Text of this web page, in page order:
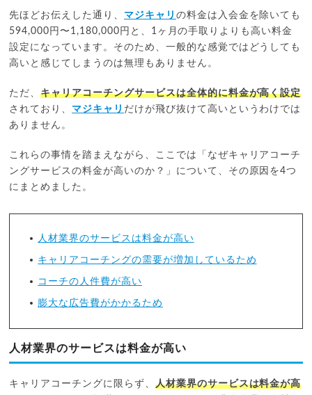
先ほどお伝えした通り、 マジキャリ の料金は入会金を除いても
594,000円〜1,180,000円と、1ヶ月の手取りよりも高い料金
設定になっています。そのため、一般的な感覚ではどうしても
高いと感じてしまうのは無理もありません。
ただ、キャリアコーチングサービスは全体的に料金が高く設定
されており、 マジキャリ だけが飛び抜けて高いというわけでは
ありません。
これらの事情を踏まえながら、ここでは「なぜキャリアコーチ
ングサービスの料金が高いのか？」について、その原因を4つ
にまとめました。
人材業界のサービスは料金が高い
キャリアコーチングの需要が増加しているため
コーチの人件費が高い
膨大な広告費がかかるため
人材業界のサービスは料金が高い
キャリアコーチングに限らず、 人材業界のサービスは料金が高